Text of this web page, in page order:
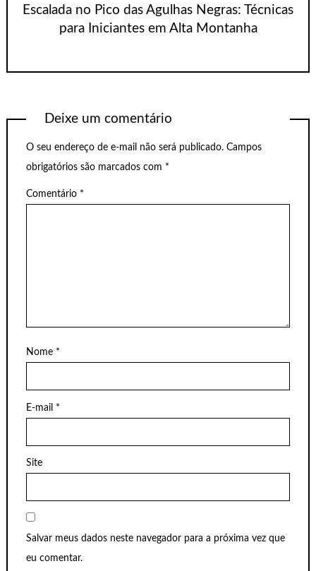
Escalada no Pico das Agulhas Negras: Técnicas
para Iniciantes em Alta Montanha
Deixe um comentário
O seu endereço de e-mail não será publicado. Campos
obrigatórios são marcados com *
Comentário *
Nome *
E-mail *
Site
Salvar meus dados neste navegador para a próxima vez que
eu comentar.